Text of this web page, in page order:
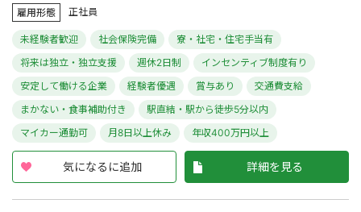
雇用形態
正社員
未経験者歓迎 社会保険完備
寮・社宅・住宅手当有
将来は独立・独立支援
週休2日制
インセンティブ制度有り
安定して働ける企業
経験者優遇 賞与あり
交通費支給
まかない・食事補助付き
駅直結・駅から徒歩5分以内
マイカー通勤可
月8日以上休み 年収400万円以上
気になるに追加 詳細を見る